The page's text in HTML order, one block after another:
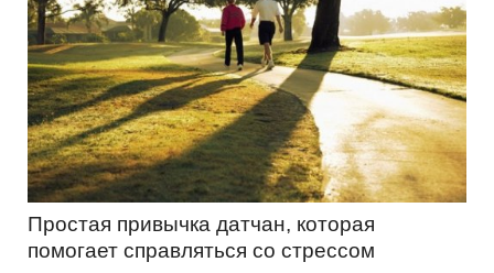
Простая привычка датчан, которая
помогает справляться со стрессом